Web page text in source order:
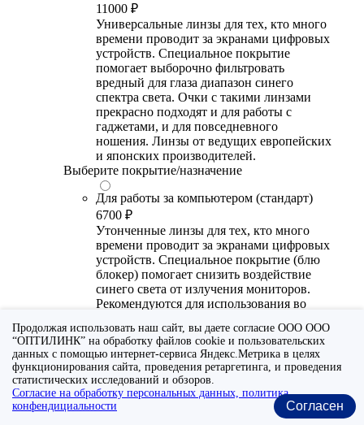
11000 ₽
Универсальные линзы для тех, кто много
времени проводит за экранами цифровых
устройств. Специальное покрытие
помогает выборочно фильтровать
вредный для глаза диапазон синего
спектра света. Очки с такими линзами
прекрасно подходят и для работы с
гаджетами, и для повседневного
ношения. Линзы от ведущих европейских
и японских производителей.
Выберите покрытие/назначение
Для работы за компьютером (стандарт)
6700 ₽
Утонченные линзы для тех, кто много
времени проводит за экранами цифровых
устройств. Специальное покрытие (блю
блокер) помогает снизить воздействие
синего света от излучения мониторов.
Рекомендуются для использования во
постоянного ношения. Линзы
производства Сербии или Ю.-В. Азии.
Для работы за компьютером (премиум)
20300 ₽
Универсальные утонченные линзы для
тех, кто много времени проводит за
Продолжая использовать наш сайт, вы даете согласие ООО ООО
“ОПТИЛИНК” на обработку файлов cookie и пользовательских
данных с помощью интернет-сервиса Яндекс.Метрика в целях
функционирования сайта, проведения ретаргетинга, и проведения
статистических исследований и обзоров.
Согласие на обработку персональных данных, политика
конфендициальности
Согласен